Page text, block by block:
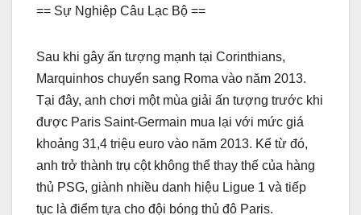
== Sự Nghiệp Câu Lạc Bộ ==
Sau khi gây ấn tượng mạnh tại Corinthians,
Marquinhos chuyển sang Roma vào năm 2013.
Tại đây, anh chơi một mùa giải ấn tượng trước khi
được Paris Saint-Germain mua lại với mức giá
khoảng 31,4 triệu euro vào năm 2013. Kể từ đó,
anh trở thành trụ cột không thể thay thế của hàng
thủ PSG, giành nhiều danh hiệu Ligue 1 và tiếp
tục là điểm tựa cho đội bóng thủ đô Paris.